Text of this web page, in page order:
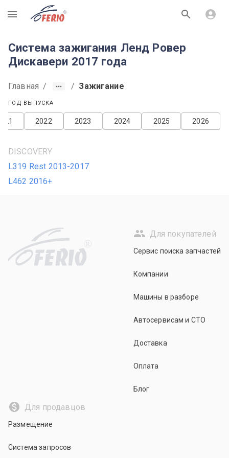
R
Система зажигания Ленд Ровер
Дискавери 2017 года
Главная / / Зажигание
ГОД ВЫПУСКА
2026
2025
2024
2023
2022
DISCOVERY
L319 Rest 2013-2017
L462 2016+
R
Для покупателей
Сервис поиска запчастей
Компании
Машины в разборе
Автосервисам и СТО
Доставка
Оплата
Блог
Для продавцов
Размещение
Система запросов